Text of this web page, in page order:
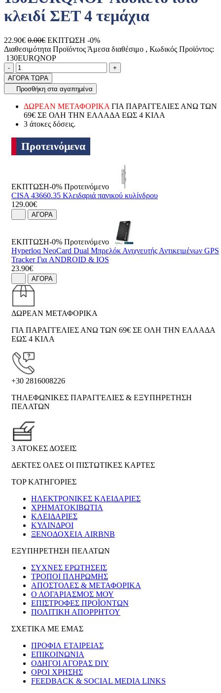
κλειδί ΣΕΤ 4 τεμάχια
22.90€ 0.00€ ΕΚΠΤΩΣΗ -0%
Διαθεσιμότητα Προϊόντος Άμεσα διαθέσιμο , Κωδικός Προϊόντος:
130EURQNOP
Ποσότητα
-product.increase.quantity +
ΑΓΟΡΑ ΤΩΡΑ
Προσθήκη στα αγαπημένα
ΔΩΡΕΑΝ ΜΕΤΑΦΟΡΙΚΑ ΓΙΑ ΠΑΡΑΓΓΕΛΙΕΣ ΑΝΩ ΤΩΝ
69€ ΣΕ ΟΛΗ ΤΗΝ ΕΛΛΑΔΑ ΕΩΣ 4 ΚΙΛΑ
3 άτοκες δόσεις.
Προτεινόμενα
ΕΚΠΤΩΣΗ-0% Προτεινόμενο
CISA 43660.35 Κλειδαριά πανικού κυλίνδρου
129.00€
ΑΓΟΡΑ
ΕΚΠΤΩΣΗ-0% Προτεινόμενο
Hyperloq NeoCard Dual Μπρελόκ Ανιχνευτής Αντικειμένων GPS
Tracker Για ANDROID & IOS
23.90€
ΑΓΟΡΑ
ΔΩΡΕΑΝ ΜΕΤΑΦΟΡΙΚΑ
ΓΙΑ ΠΑΡΑΓΓΕΛΙΕΣ ΑΝΩ ΤΩΝ 69€ ΣΕ ΟΛΗ ΤΗΝ ΕΛΛΑΔΑ
ΕΩΣ 4 ΚΙΛΑ
+30 2816008226
ΤΗΛΕΦΩΝΙΚΕΣ ΠΑΡΑΓΓΕΛΙΕΣ & ΕΞΥΠΗΡΕΤΗΣΗ
ΠΕΛΑΤΩΝ
3 ΑΤΟΚΕΣ ΔΟΣΕΙΣ
ΔΕΚΤΕΣ ΟΛΕΣ ΟΙ ΠΙΣΤΩΤΙΚΕΣ ΚΑΡΤΕΣ
TOP ΚΑΤΗΓΟΡΙΕΣ
ΗΛΕΚΤΡΟΝΙΚΈΣ ΚΛΕΙΔΑΡΙΈΣ
ΧΡΗΜΑΤΟΚΙΒΏΤΙΑ
ΚΛΕΙΔΑΡΙΈΣ
ΚΎΛΙΝΔΡΟΙ
ΞΕΝΟΔΟΧΕΊΑ AIRBNB
ΕΞΥΠΗΡΕΤΗΣΗ ΠΕΛΑΤΩΝ
ΣΥΧΝΕΣ ΕΡΩΤΗΣΕΙΣ
ΤΡΟΠΟΙ ΠΛΗΡΩΜΗΣ
ΑΠΟΣΤΟΛΕΣ & ΜΕΤΑΦΟΡΙΚΑ
Ο ΛΟΓΑΡΙΑΣΜΟΣ ΜΟΥ
ΕΠΙΣΤΡΟΦΕΣ ΠΡΟΪΟΝΤΩΝ
ΠΟΛΙΤΙΚΗ ΑΠΟΡΡΗΤΟΥ
ΣΧΕΤΙΚΑ ΜΕ ΕΜΑΣ
ΠΡΟΦΙΛ ΕΤΑΙΡΕΙΑΣ
ΕΠΙΚΟΙΝΩΝΙΑ
ΟΔΗΓΟΙ ΑΓΟΡΑΣ DIY
ΟΡΟΙ ΧΡΗΣΗΣ
FEEDBACK & SOCIAL MEDIA LINKS